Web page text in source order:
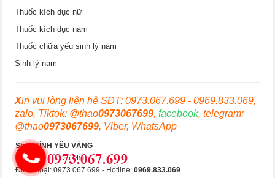
Thuốc kích dục nữ
Thuốc kích dục nam
Thuốc chữa yếu sinh lý nam
Sinh lý nam
Xin vui lòng liên hệ SĐT: 0973.067.699 - 0969.833.069,
zalo, Tiktok: @thao0973067699,facebook, telegram:
@thao0973067699, Viber, WhatsApp
Shop TÌNH YÊU VÀNG
Hà Nội & Hồ Chí Minh
Điện thoại: 0973.067.699 - Hotline:0969.833.069